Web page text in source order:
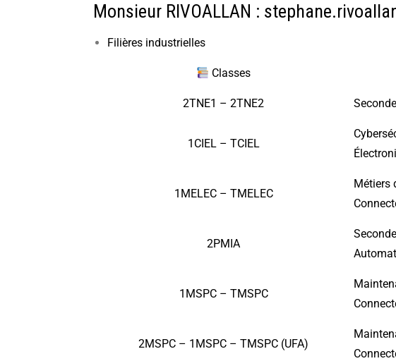
Monsieur RIVOALLAN :
Filières industrielles
Classes
2TNE1 – 2TNE2
1CIEL – TCIEL
1MELEC – TMELEC
Métiers
2PMIA
1MSPC – TMSPC
2MSPC – 1MSPC – TMSPC (UFA)